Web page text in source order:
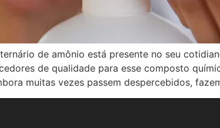
de amônio está presente no seu
de qualidade para esse composto
muitas vezes passem despercebidos,